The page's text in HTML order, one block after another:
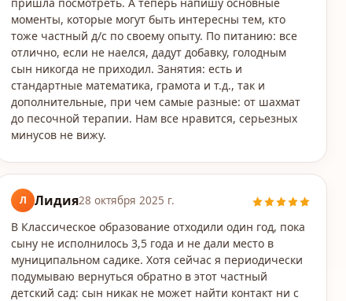
моменты, которые могут быть интересны тем, кто
тоже частный д/c по своему опыту. По питанию: все
отлично, если не наелся, дадут добавку, голодным
сын никогда не приходил. Занятия: есть и
стандартные математика, грамота и т.д., так и
дополнительные, при чем самые разные: от шахмат
до песочной терапии. Нам все нравится, серьезных
минусов не вижу.
Л Лидия28 октября 2025 г.
В Классическое образование отходили один год, пока
сыну не исполнилось 3,5 года и не дали место в
муниципальном садике. Хотя сейчас я периодически
подумываю вернуться обратно в этот частный
детский сад: сын никак не может найти контакт ни с